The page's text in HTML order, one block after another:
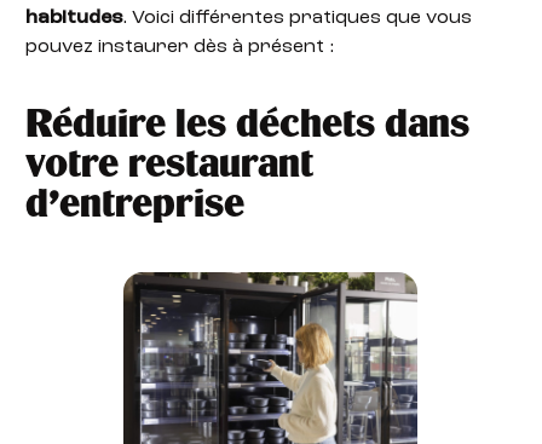
habitudes. Voici différentes pratiques que vous
pouvez instaurer dès à présent :
Réduire les déchets dans
votre restaurant
d’entreprise